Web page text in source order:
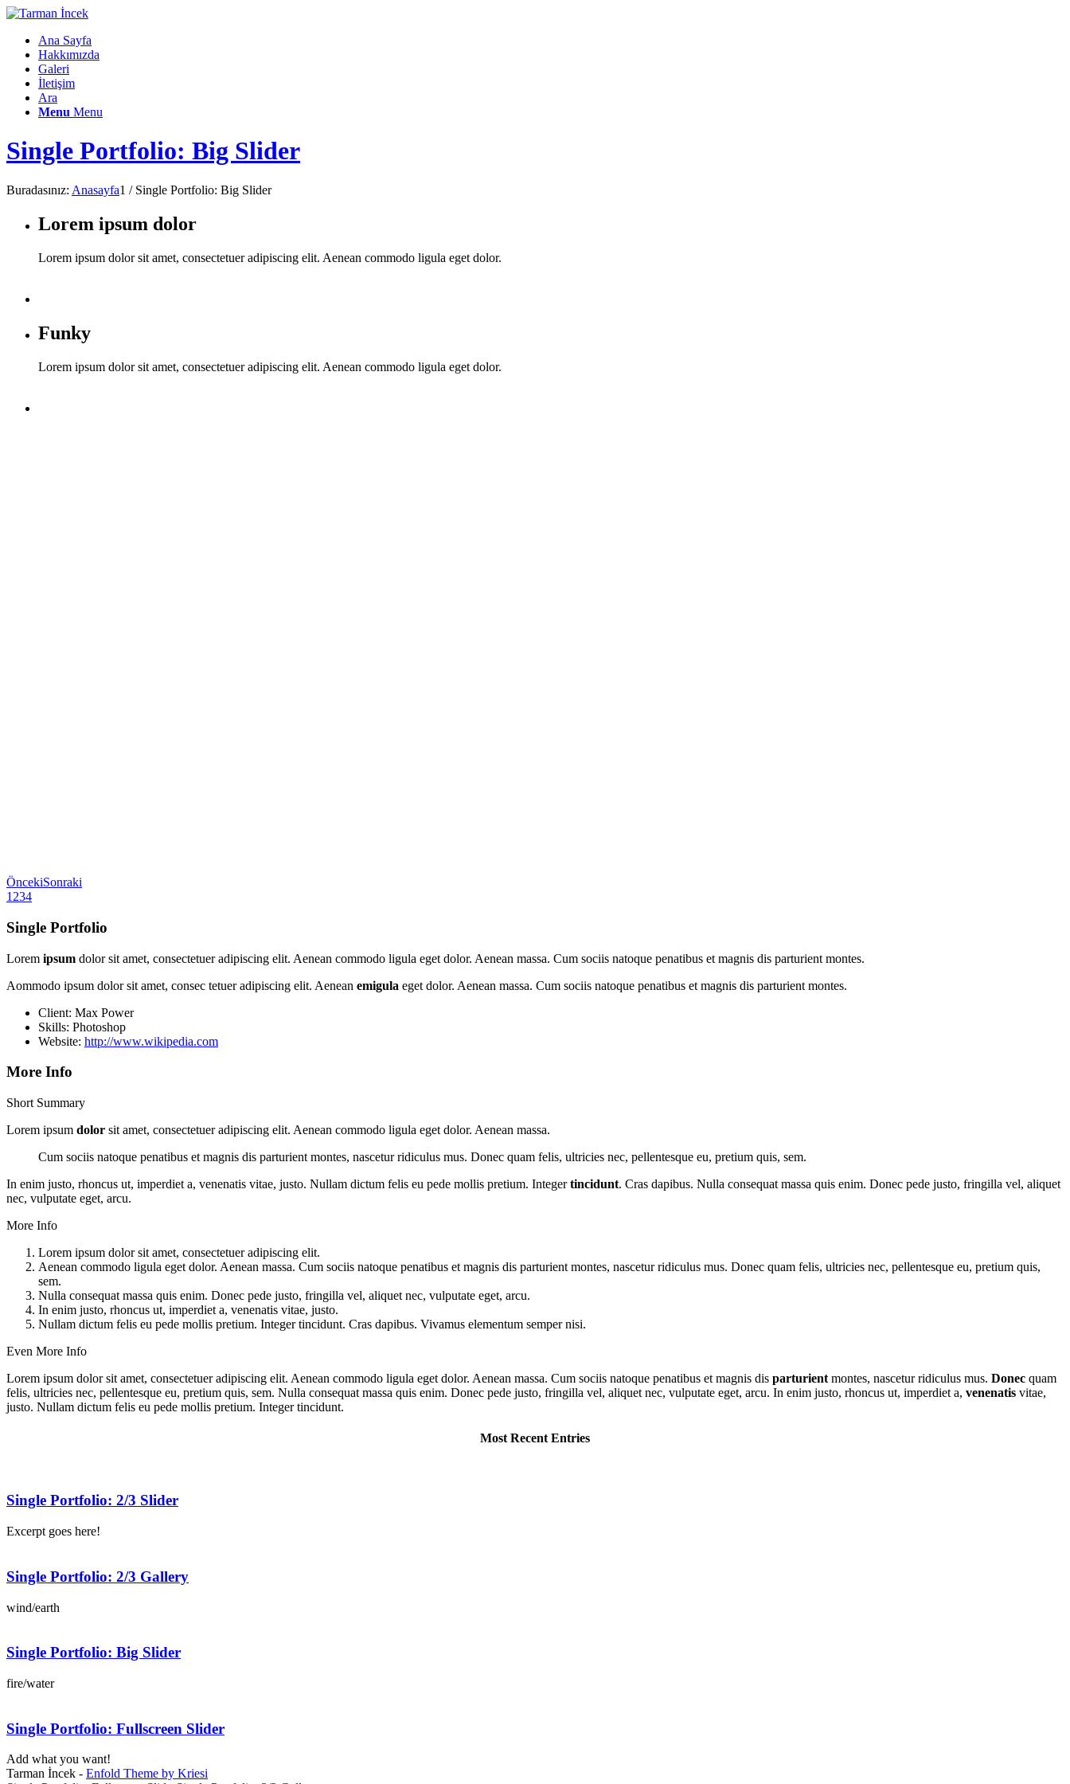
Ana Sayfa
Hakkımızda
Galeri
İletişim
Ara
Menu Menu
Single Portfolio: Big Slider
Buradasınız: Anasayfa1 / Single Portfolio: Big Slider
Lorem ipsum dolor
Lorem ipsum dolor sit amet, consectetuer adipiscing elit. Aenean commodo ligula eget dolor.
Funky
Lorem ipsum dolor sit amet, consectetuer adipiscing elit. Aenean commodo ligula eget dolor.
ÖncekiSonraki
1 234
Single Portfolio
Lorem ipsum dolor sit amet, consectetuer adipiscing elit. Aenean commodo ligula eget dolor. Aenean massa. Cum sociis natoque penatibus et magnis dis parturient montes.
Aommodo ipsum dolor sit amet, consec tetuer adipiscing elit. Aenean emigula eget dolor. Aenean massa. Cum sociis natoque penatibus et magnis dis parturient montes.
Client: Max Power
Skills: Photoshop
Website: http://www.wikipedia.com
More Info
Short Summary
Lorem ipsum dolor sit amet, consectetuer adipiscing elit. Aenean commodo ligula eget dolor. Aenean massa.
Cum sociis natoque penatibus et magnis dis parturient montes, nascetur ridiculus mus. Donec quam felis, ultricies nec, pellentesque eu, pretium quis, sem.
In enim justo, rhoncus ut, imperdiet a, venenatis vitae, justo. Nullam dictum felis eu pede mollis pretium. Integertincidunt. Cras dapibus. Nulla consequat massa quis enim. Donec pede justo, fringilla vel, aliquet
nec, vulputate eget, arcu.
More Info
Lorem ipsum dolor sit amet, consectetuer adipiscing elit.
Aenean commodo ligula eget dolor. Aenean massa. Cum sociis natoque penatibus et magnis dis parturient montes, nascetur ridiculus mus. Donec quam felis, ultricies nec, pellentesque eu, pretium quis,
sem.
Nulla consequat massa quis enim. Donec pede justo, fringilla vel, aliquet nec, vulputate eget, arcu.
In enim justo, rhoncus ut, imperdiet a, venenatis vitae, justo.
Nullam dictum felis eu pede mollis pretium. Integer tincidunt. Cras dapibus. Vivamus elementum semper nisi.
Even More Info
Lorem ipsum dolor sit amet, consectetuer adipiscing elit. Aenean commodo ligula eget dolor. Aenean massa. Cum sociis natoque penatibus et magnis dis parturient montes, nascetur ridiculus mus. Donec quam
felis, ultricies nec, pellentesque eu, pretium quis, sem. Nulla consequat massa quis enim. Donec pede justo, fringilla vel, aliquet nec, vulputate eget, arcu. In enim justo, rhoncus ut, imperdiet a, venenatis vitae,
justo. Nullam dictum felis eu pede mollis pretium. Integer tincidunt.
Most Recent Entries
Single Portfolio: 2/3 Slider
Excerpt goes here!
Single Portfolio: 2/3 Gallery
wind/earth
Single Portfolio: Big Slider
fire/water
Single Portfolio: Fullscreen Slider
Add what you want!
Tarman İncek - Enfold Theme by Kriesi